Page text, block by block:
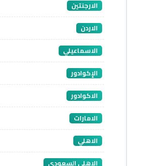
الارجنتين
الاردن
الاسماعيلي
الإكوادور
الاكوادور
الامارات
الاهلي
الاهلي السعودي